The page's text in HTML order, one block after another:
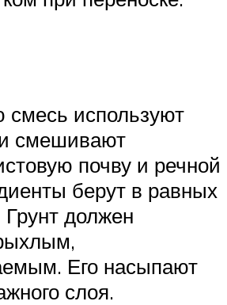
смесь используют
смешивают
почву и речной
берут в равных
Грунт должен
Его насыпают
слоя.